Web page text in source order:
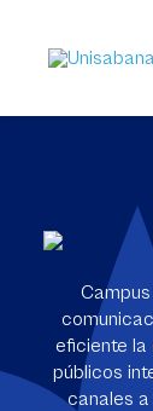
contenido
principal
eficiente
públicos
canales